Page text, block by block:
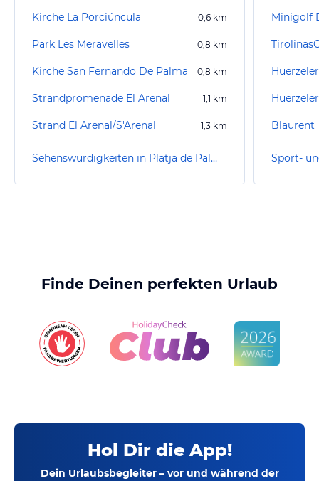
Kirche La Porciúncula 0,6 km
Park Les Meravelles 0,8 km
Kirche San Fernando De Palma 0,8 km
Strandpromenade El Arenal 1,1 km
Strand El Arenal/S'Arenal 1,3 km
Sehenswürdigkeiten in Platja de Palma / Playa de Palma
Minigolf
Blaurent
Finde Deinen perfekten Urlaub
Hol Dir die App!
Dein Urlaubsbegleiter – vor und während der